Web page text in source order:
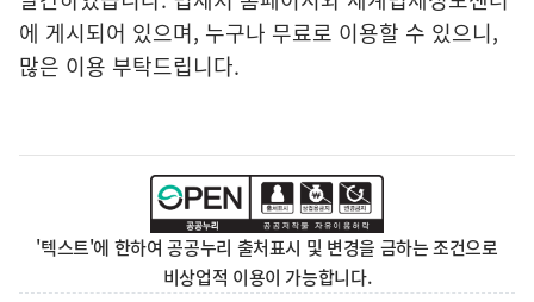
에 게시되어 있으며, 누구나 무료로 이용할 수 있으니,
많은 이용 부탁드립니다.
'텍스트'에 한하여 공공누리 출처표시 및 변경을 금하는 조건으로
비상업적 이용이 가능합니다.